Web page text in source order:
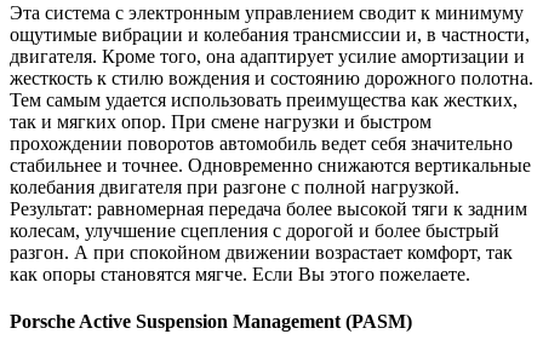
Эта система с электронным управлением сводит к минимуму
ощутимые вибрации и колебания трансмиссии и, в частности,
двигателя. Кроме того, она адаптирует усилие амортизации и
жесткость к стилю вождения и состоянию дорожного полотна.
Тем самым удается использовать преимущества как жестких,
так и мягких опор. При смене нагрузки и быстром
прохождении поворотов автомобиль ведет себя значительно
стабильнее и точнее. Одновременно снижаются вертикальные
колебания двигателя при разгоне с полной нагрузкой.
Результат: равномерная передача более высокой тяги к задним
колесам, улучшение сцепления с дорогой и более быстрый
разгон. А при спокойном движении возрастает комфорт, так
как опоры становятся мягче. Если Вы этого пожелаете.
Porsche Active Suspension Management (PASM)